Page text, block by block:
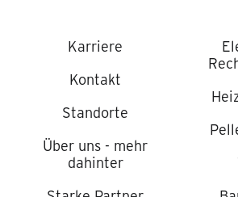
Karriere
Kontakt
Standorte
Über uns - mehr
dahinter